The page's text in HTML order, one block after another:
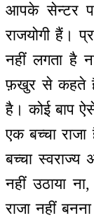
आपके सेन्टर
राजयोगी हैं।
नहीं लगता है
फ़खुर से कहते हैं
है। कोई बाप
एक बच्चा
बच्चा स्वराज्य
नहीं उठाया
राजा नहीं